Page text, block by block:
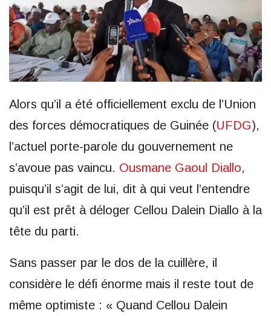
Alors qu’il a été officiellement exclu de l’Union
des forces démocratiques de Guinée (UFDG),
l’actuel porte-parole du gouvernement ne
s’avoue pas vaincu. Ousmane Gaoul Diallo,
puisqu’il s’agit de lui, dit à qui veut l’entendre
qu’il est prêt à déloger Cellou Dalein Diallo à la
tête du parti.
Sans passer par le dos de la cuillère, il
considère le défi énorme mais il reste tout de
même optimiste : « Quand Cellou Dalein